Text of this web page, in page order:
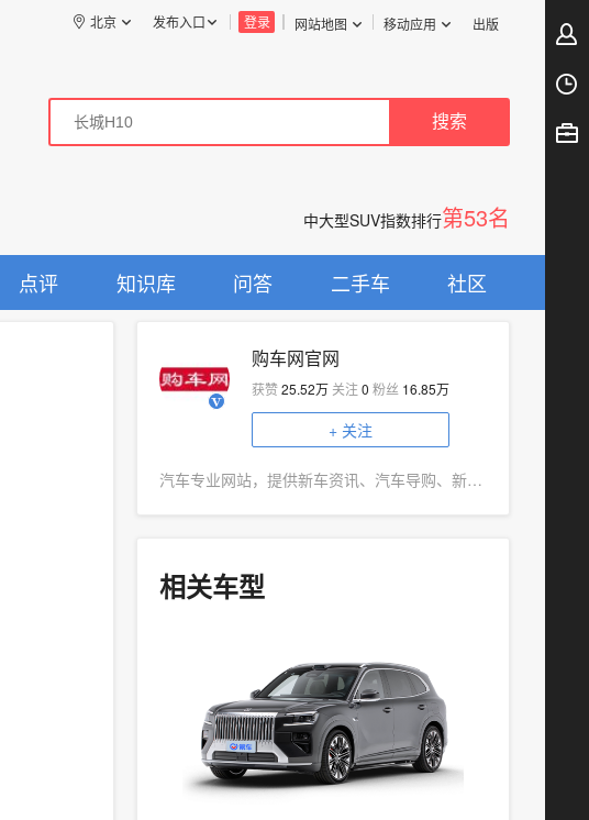
网站地图 移动应用 出版
登录
发布入口
北京
中大型SUV指数排行第53名
点评 知识库 问答 二手车 社区
购车网官网
获赞25.52万 关注 0 粉丝 16.85万
+ 关注
汽车专业网站，提供新车资讯、汽车导购、新车评测和市场行情信息。
相关车型